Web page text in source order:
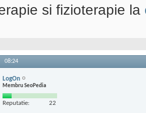
si fizioterapie la
08:24
LogOn
Membru SeoPedia
Reputatie: 22